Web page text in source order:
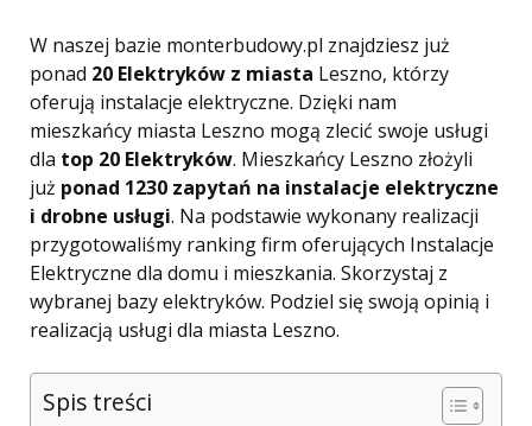
W naszej bazie monterbudowy.pl znajdziesz już
ponad 20 Elektryków z miasta Leszno, którzy
oferują instalacje elektryczne. Dzięki nam
mieszkańcy miasta Leszno mogą zlecić swoje usługi
dla top 20 Elektryków. Mieszkańcy Leszno złożyli
już ponad 1230 zapytań na instalacje elektryczne
i drobne usługi. Na podstawie wykonany realizacji
przygotowaliśmy ranking firm oferujących Instalacje
Elektryczne dla domu i mieszkania. Skorzystaj z
wybranej bazy elektryków. Podziel się swoją opinią i
realizacją usługi dla miasta Leszno.
Spis treści